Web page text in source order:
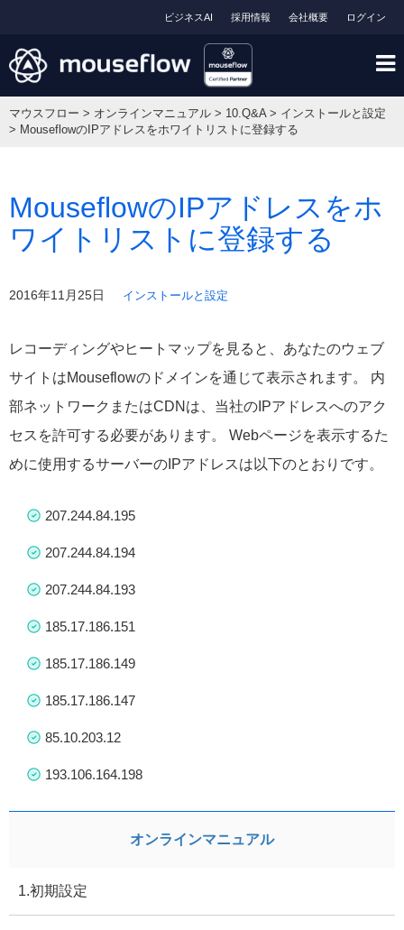
ログイン
会社概要
採用情報
ビジネスAI
マウスフロー > オンラインマニュアル > 10.Q&A> インストールと設定
> MouseflowのIPアドレスをホワイトリストに登録する
MouseflowのIPアドレスをホ
ワイトリストに登録する
2016年11月25日 インストールと設定
レコーディングやヒートマップを見ると、あなたのウェブ
サイトはMouseflowのドメインを通じて表示されます。 内
部ネットワークまたはCDNは、当社のIPアドレスへのアク
セスを許可する必要があります。 Webページを表示するた
めに使用するサーバーのIPアドレスは以下のとおりです。
207.244.84.195
207.244.84.194
207.244.84.193
185.17.186.151
185.17.186.149
185.17.186.147
85.10.203.12
193.106.164.198
オンラインマニュアル
1.初期設定